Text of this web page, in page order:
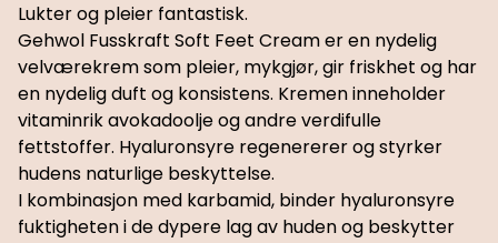
Lukter og pleier fantastisk.
Gehwol Fusskraft Soft Feet Cream er en nydelig
velværekrem som pleier, mykgjør, gir friskhet og har
en nydelig duft og konsistens. Kremen inneholder
vitaminrik avokadoolje og andre verdifulle
fettstoffer. Hyaluronsyre regenererer og styrker
hudens naturlige beskyttelse.
I kombinasjon med karbamid, binder hyaluronsyre
fuktigheten i de dypere lag av huden og beskytter